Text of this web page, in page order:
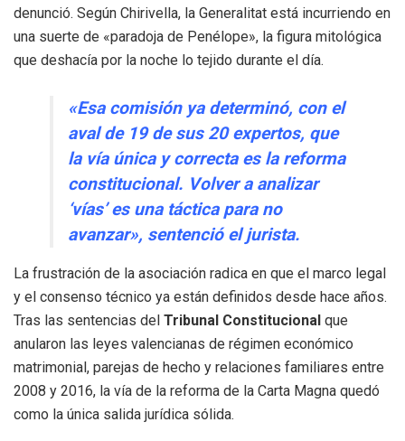
denunció. Según Chirivella, la Generalitat está incurriendo en
una suerte de «paradoja de Penélope», la figura mitológica
que deshacía por la noche lo tejido durante el día.
«Esa comisión ya determinó, con el
aval de 19 de sus 20 expertos, que
la vía única y correcta es la reforma
constitucional. Volver a analizar
‘vías’ es una táctica para no
avanzar», sentenció el jurista.
La frustración de la asociación radica en que el marco legal
y el consenso técnico ya están definidos desde hace años.
Tras las sentencias del Tribunal Constitucional que
anularon las leyes valencianas de régimen económico
matrimonial, parejas de hecho y relaciones familiares entre
2008 y 2016, la vía de la reforma de la Carta Magna quedó
como la única salida jurídica sólida.